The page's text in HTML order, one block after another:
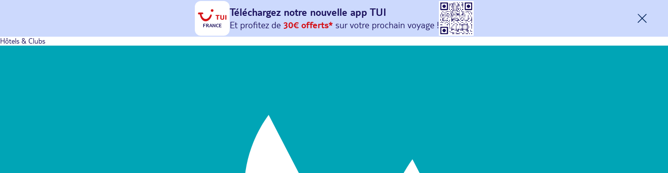
FRANCE
Téléchargez notre nouvelle app TUI
Et profitez de 30€ offerts*sur votreprochain
avec le code : HAPPYAPP
Hôtels & Clubs